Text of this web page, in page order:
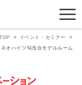
イベント・セミナー
オハイツ勾当台モデルルーム